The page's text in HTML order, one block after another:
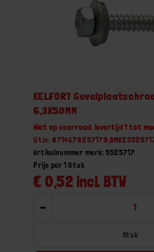
KELFORT
6,3X50MM
Niet op voorraad, levertijd 1 tot
Gtin:
Artikelnummer merk: 5525717
€ 0,52 incl. BTW
Prijs per 1 Stuk
-